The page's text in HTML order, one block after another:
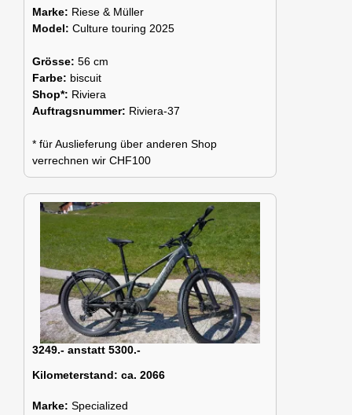
Marke: Riese & Müller
Model: Culture touring 2025
Grösse: 56 cm
Farbe: biscuit
Shop*: Riviera
Auftragsnummer: Riviera-37
* für Auslieferung über anderen Shop
verrechnen wir CHF100
3249.- anstatt 5300.-
Kilometerstand: ca. 2066
Marke: Specialized